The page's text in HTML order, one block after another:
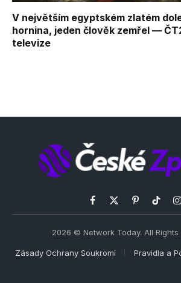
V největším egyptském zlatém
hornina, jeden člověk zemřel —
televize
Facebook
X
PinterestTikTok
2026 © Network Today. All Rights
Zásady Ochrany Soukromí Pravidla a